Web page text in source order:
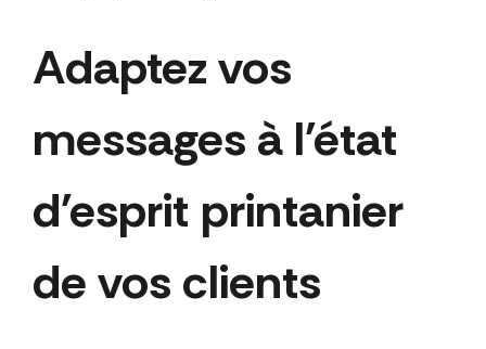
Adaptez vos
messages à l'état
d'esprit printanier
de vos clients